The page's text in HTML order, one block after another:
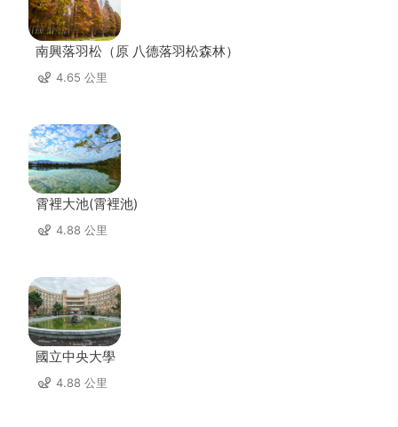
南興落羽松（原 八德落羽松森林）
4.65 公里
霄裡大池(霄裡池)
4.88 公里
國立中央大學
4.88 公里